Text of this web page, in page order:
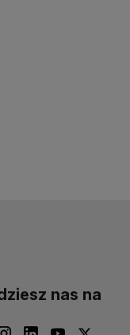
nas na